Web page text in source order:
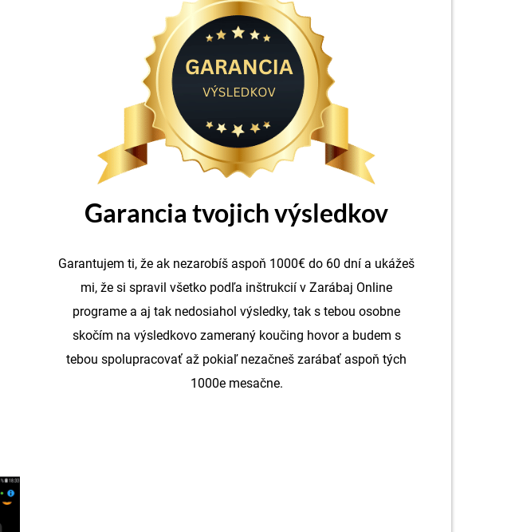
Garancia tvojich výsledkov
Garantujem ti, že ak nezarobíš aspoň 1000€ do 60 dní a ukážeš
mi, že si spravil všetko podľa inštrukcií v Zarábaj Online
programe a aj tak nedosiahol výsledky, tak s tebou osobne
skočím na výsledkovo zameraný koučing hovor a budem s
tebou spolupracovať až pokiaľ nezačneš zarábať aspoň tých
1000e mesačne.